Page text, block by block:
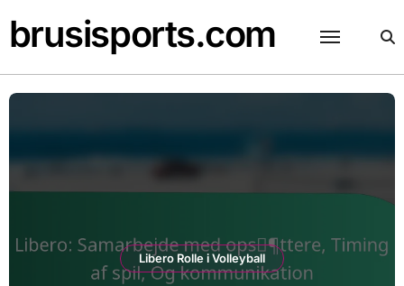
content
brusisports.com
Setteransvar